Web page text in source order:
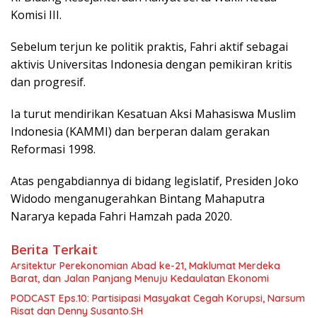
Komisi III.
Sebelum terjun ke politik praktis, Fahri aktif sebagai
aktivis Universitas Indonesia dengan pemikiran kritis
dan progresif.
Ia turut mendirikan Kesatuan Aksi Mahasiswa Muslim
Indonesia (KAMMI) dan berperan dalam gerakan
Reformasi 1998.
Atas pengabdiannya di bidang legislatif, Presiden Joko
Widodo menganugerahkan Bintang Mahaputra
Nararya kepada Fahri Hamzah pada 2020.
Berita Terkait
Arsitektur Perekonomian Abad ke-21, Maklumat Merdeka
Barat, dan Jalan Panjang Menuju Kedaulatan Ekonomi
PODCAST Eps.10: Partisipasi Masyakat Cegah Korupsi, Narsum
Risat dan Denny Susanto.SH